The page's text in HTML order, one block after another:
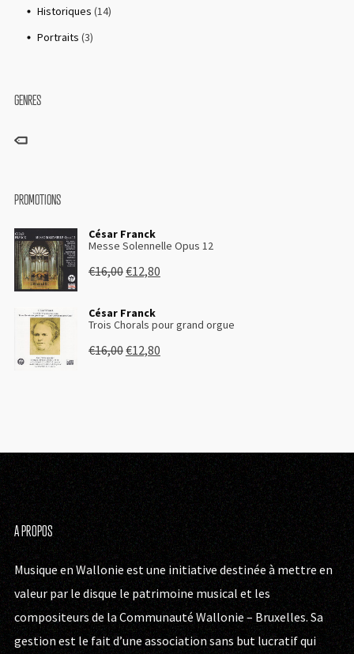
Historiques (14)
Portraits (3)
GENRES
PROMOTIONS
César Franck
Messe Solennelle Opus 12
€16,00€12,80
César Franck
Trois Chorals pour grand orgue
€16,00€12,80
A PROPOS
Musique en Wallonie est une initiative destinée à mettre en
valeur par le disque le patrimoine musical et les
compositeurs de la Communauté Wallonie – Bruxelles. Sa
gestion est le fait d’une association sans but lucratif qui